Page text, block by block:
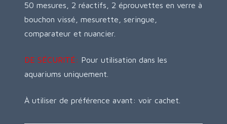
50 mesures, 2 réactifs, 2 éprouvettes en verre à
bouchon vissé, mesurette, seringue,
comparateur et nuancier.
DE SÉCURITÉ: Pour utilisation dans les
aquariums uniquement.
À utiliser de préférence avant: voir cachet.